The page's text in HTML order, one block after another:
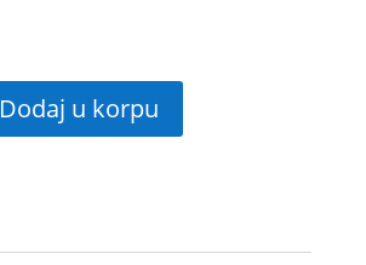
Dodaj u korpu